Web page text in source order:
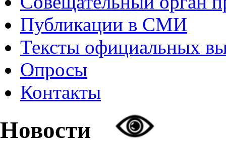
Публикации в СМИ
Тексты официальных
Опросы
Контакты
Новости